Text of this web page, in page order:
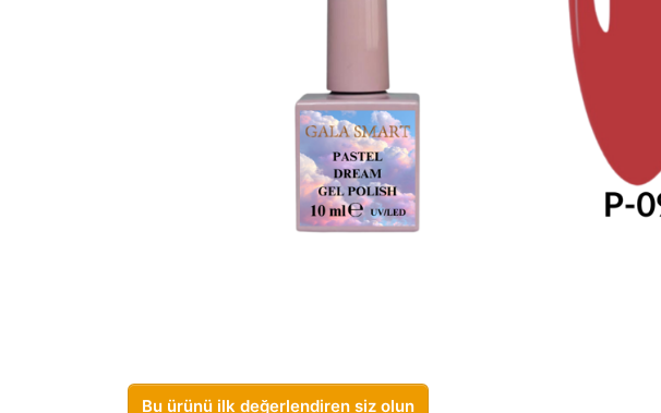
Bu ürünü ilk değerlendiren siz olun